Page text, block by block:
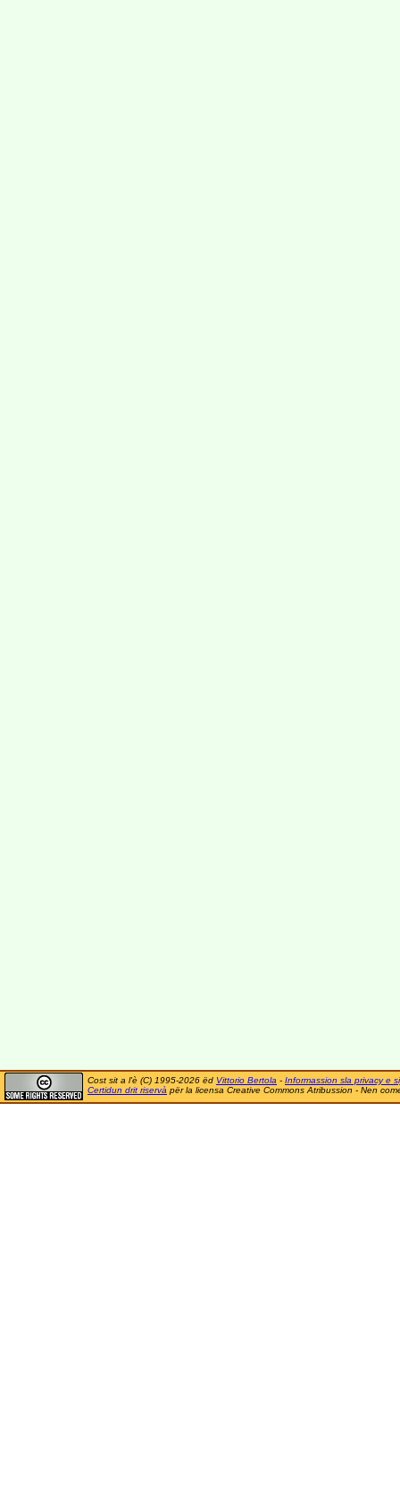
Cost sit a l'è (C) 1995-2026 ëd Vittorio Bertola - Informassion sla privacy e
Certidun drit riservà për la licensa Creative Commons Atribussion - Nen